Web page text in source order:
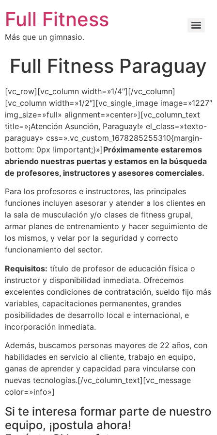
Full Fitness
Más que un gimnasio.
Full Fitness Paraguay
[vc_row][vc_column width=»1/4″][/vc_column]
[vc_column width=»1/2″][vc_single_image image=»1227″
img_size=»full» alignment=»center»][vc_column_text
title=»¡Atención Asunción, Paraguay!» el_class=»texto-
paraguay» css=».vc_custom_1678285255310{margin-
bottom: 0px !important;}»]Próximamente estaremos
abriendo nuestras puertas y estamos en la búsqueda
de profesores, instructores y asesores comerciales.
Para los profesores e instructores, las principales
funciones incluyen asesorar y atender a los clientes en
la sala de musculación y/o clases de fitness grupal,
armar planes de entrenamiento y hacer seguimiento de
los mismos, y velar por la seguridad y correcto
funcionamiento del sector.
Requisitos: título de profesor de educación física o
instructor y disponibilidad inmediata. Ofrecemos
excelentes condiciones de contratación, sueldo fijo más
variables, capacitaciones permanentes, grandes
posibilidades de desarrollo local e internacional, e
incorporación inmediata.
Además, buscamos personas mayores de 22 años, con
habilidades en servicio al cliente, trabajo en equipo,
ganas de aprender y capacidad para vincularse con
nuevas tecnologías.[/vc_column_text][vc_message
color=»info»]
Si te interesa formar parte de nuestro
equipo, ¡postula ahora!